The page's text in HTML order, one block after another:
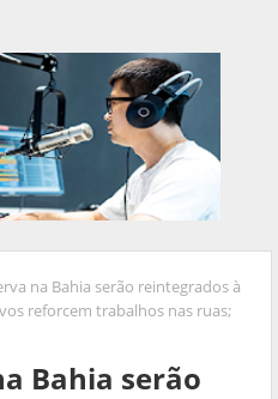
na Bahia serão reintegrados à
reforcem trabalhos nas ruas;
Bahia serão